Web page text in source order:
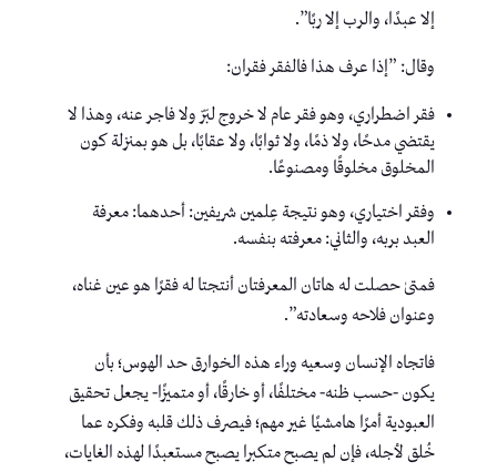
إلا عبدًا، والرب إلا ربًا”.
وقال: ”إذا عرف هذا فالفقر فقران:
فقر اضطراري، وهو فقر عام لا خروج لبَرّ ولا فاجر عنه، وهذا لا
يقتضي مدحًا، ولا ذمًا، ولا ثوابًا، ولا عقابًا، بل هو بمنزلة كون
المخلوق مخلوقًا ومصنوعًا.
وفقر اختياري، وهو نتيجة عِلمين شريفين: أحدهما: معرفة
العبد بربه، والثاني: معرفته بنفسه.
فمتىٰ حصلت له هاتان المعرفتان أنتجتا له فقرًا هو عين غناه،
وعنوان فلاحه وسعادته”.
فاتجاه الإنسان وسعيه وراء هذه الخوارق حد الهوس؛ بأن
يكون -حسب ظنه- مختلفًا، أو خارقًا، أو متميزًا- يجعل تحقيق
العبودية أمرًا هامشيًا غير مهم؛ فيصرف ذلك قلبه وفكره عما
خُلق لأجله، فإن لم يصبح متكبرا يصبح مستعبدًا لهذه الغايات،